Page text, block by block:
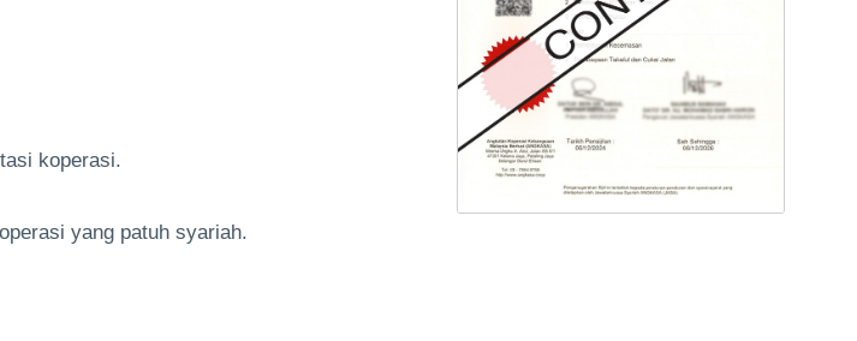
koperasi.
yang patuh syariah.